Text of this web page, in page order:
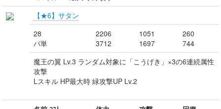
【★6】サタン
28
バ単
2206
3712
1051
1697
260
744
魔王の翼 Lv.3 ランダム対象に「こうげき」×3の6連続属性
攻撃
Lスキル HP最大時 緑攻撃UP Lv.2